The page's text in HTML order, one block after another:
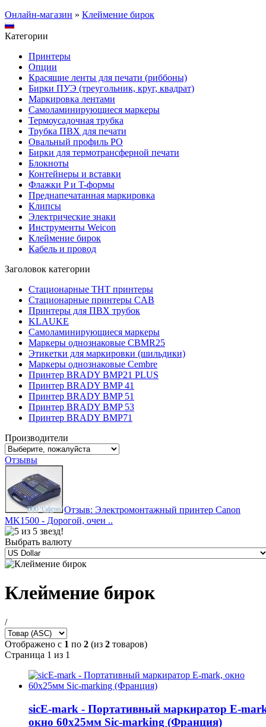
Онлайн-магазин » Клеймение бирок
Категории
Принтеры
Опции
Красящие ленты для печати (риббоны)
Бирки ПУЭ (треугольник, круг, квадрат)
Маркировка лентами
Самоламинирующиеся маркеры
Термоусадочная трубка
Трубка ПВХ для печати
Овальный профиль PO
Бирки для термотрансферной печати
Блокноты
Контейнеры и вставки
Флажки P и T-формы
Преднапечатанная маркировка
Клипсы
Электрические знаки
Инструменты Weicon
Клеймение бирок
Кабель и провод
Заголовок категории
Стационарные THT принтеры
Стационарные принтеры CAB
Принтеры для ПВХ трубок
KLAUKE
Самоламинирующиеся маркеры
Маркеры однознаковые CBMR25
Этикетки для маркировки (шильдики)
Маркеры однознаковые Cembre
Принтер BRADY BMP21 PLUS
Принтер BRADY BMP 41
Принтер BRADY BMP 51
Принтер BRADY BMP 53
Принтер BRADY BMP71
Производители
Отзывы
Отзыв: Электромонтажный принтер Canon
MK1500 - Дорогой, очен ..
Выбрать валюту
Клеймение бирок
/
Отображено с 1 по 2 (из 2 товаров)
Страница 1 из 1
sicE-mark - Портативный маркиратор E-
окно 60x25мм Sic-marking (Франция)